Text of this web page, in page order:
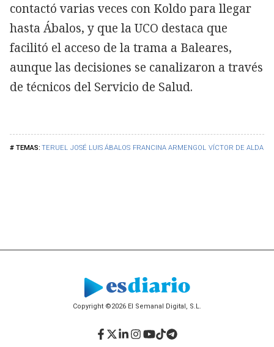
TERUEL JOSÉ LUIS ÁBALOS FRANCINA ARMENGOL VÍCTOR DE ALDAMA
contactó varias veces con Koldo para llegar
hasta Ábalos, y que la UCO destaca que
facilitó el acceso de la trama a Baleares,
aunque las decisiones se canalizaron a través
de técnicos del Servicio de Salud.
Copyright ©2026 El Semanal Digital, S.L.
Facebook
Twitter
LinkedIn
Instagram
YouTube
TikTok
Telegram